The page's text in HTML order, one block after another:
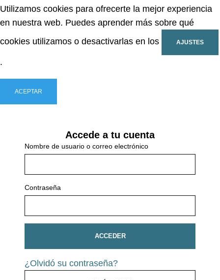
Utilizamos cookies para ofrecerte la mejor experiencia
en nuestra web. Puedes aprender más sobre qué
cookies utilizamos o desactivarlas en los
AJUSTES
.
ACEPTAR
Accede a tu cuenta
Nombre de usuario o correo electrónico
Contraseña
ACCEDER
¿Olvidó su contraseña?